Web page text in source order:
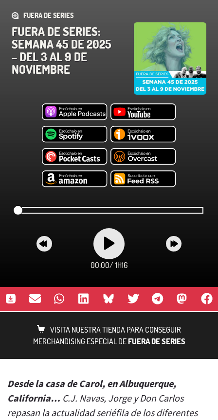
FUERA DE SERIES
FUERA DE SERIES:
SEMANA 45 DE 2025
– DEL 3 AL 9 DE
NOVIEMBRE
00:00/ 1H16
VISITA NUESTRA TIENDA PARA CONSEGUIR
MERCHANDISING ESPECIAL DEFUERA DE SERIES
Desde la casa de Carol, en Albuquerque,
California… C.J. Navas, Jorge y Don Carlos
repasan la actualidad seriéfila de los diferentes